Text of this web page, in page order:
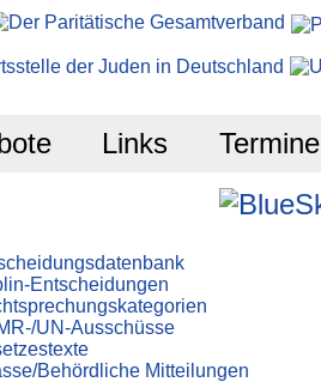
Links Termine
Entscheidungen
UN-Ausschüsse
Behördliche Mitteilungen